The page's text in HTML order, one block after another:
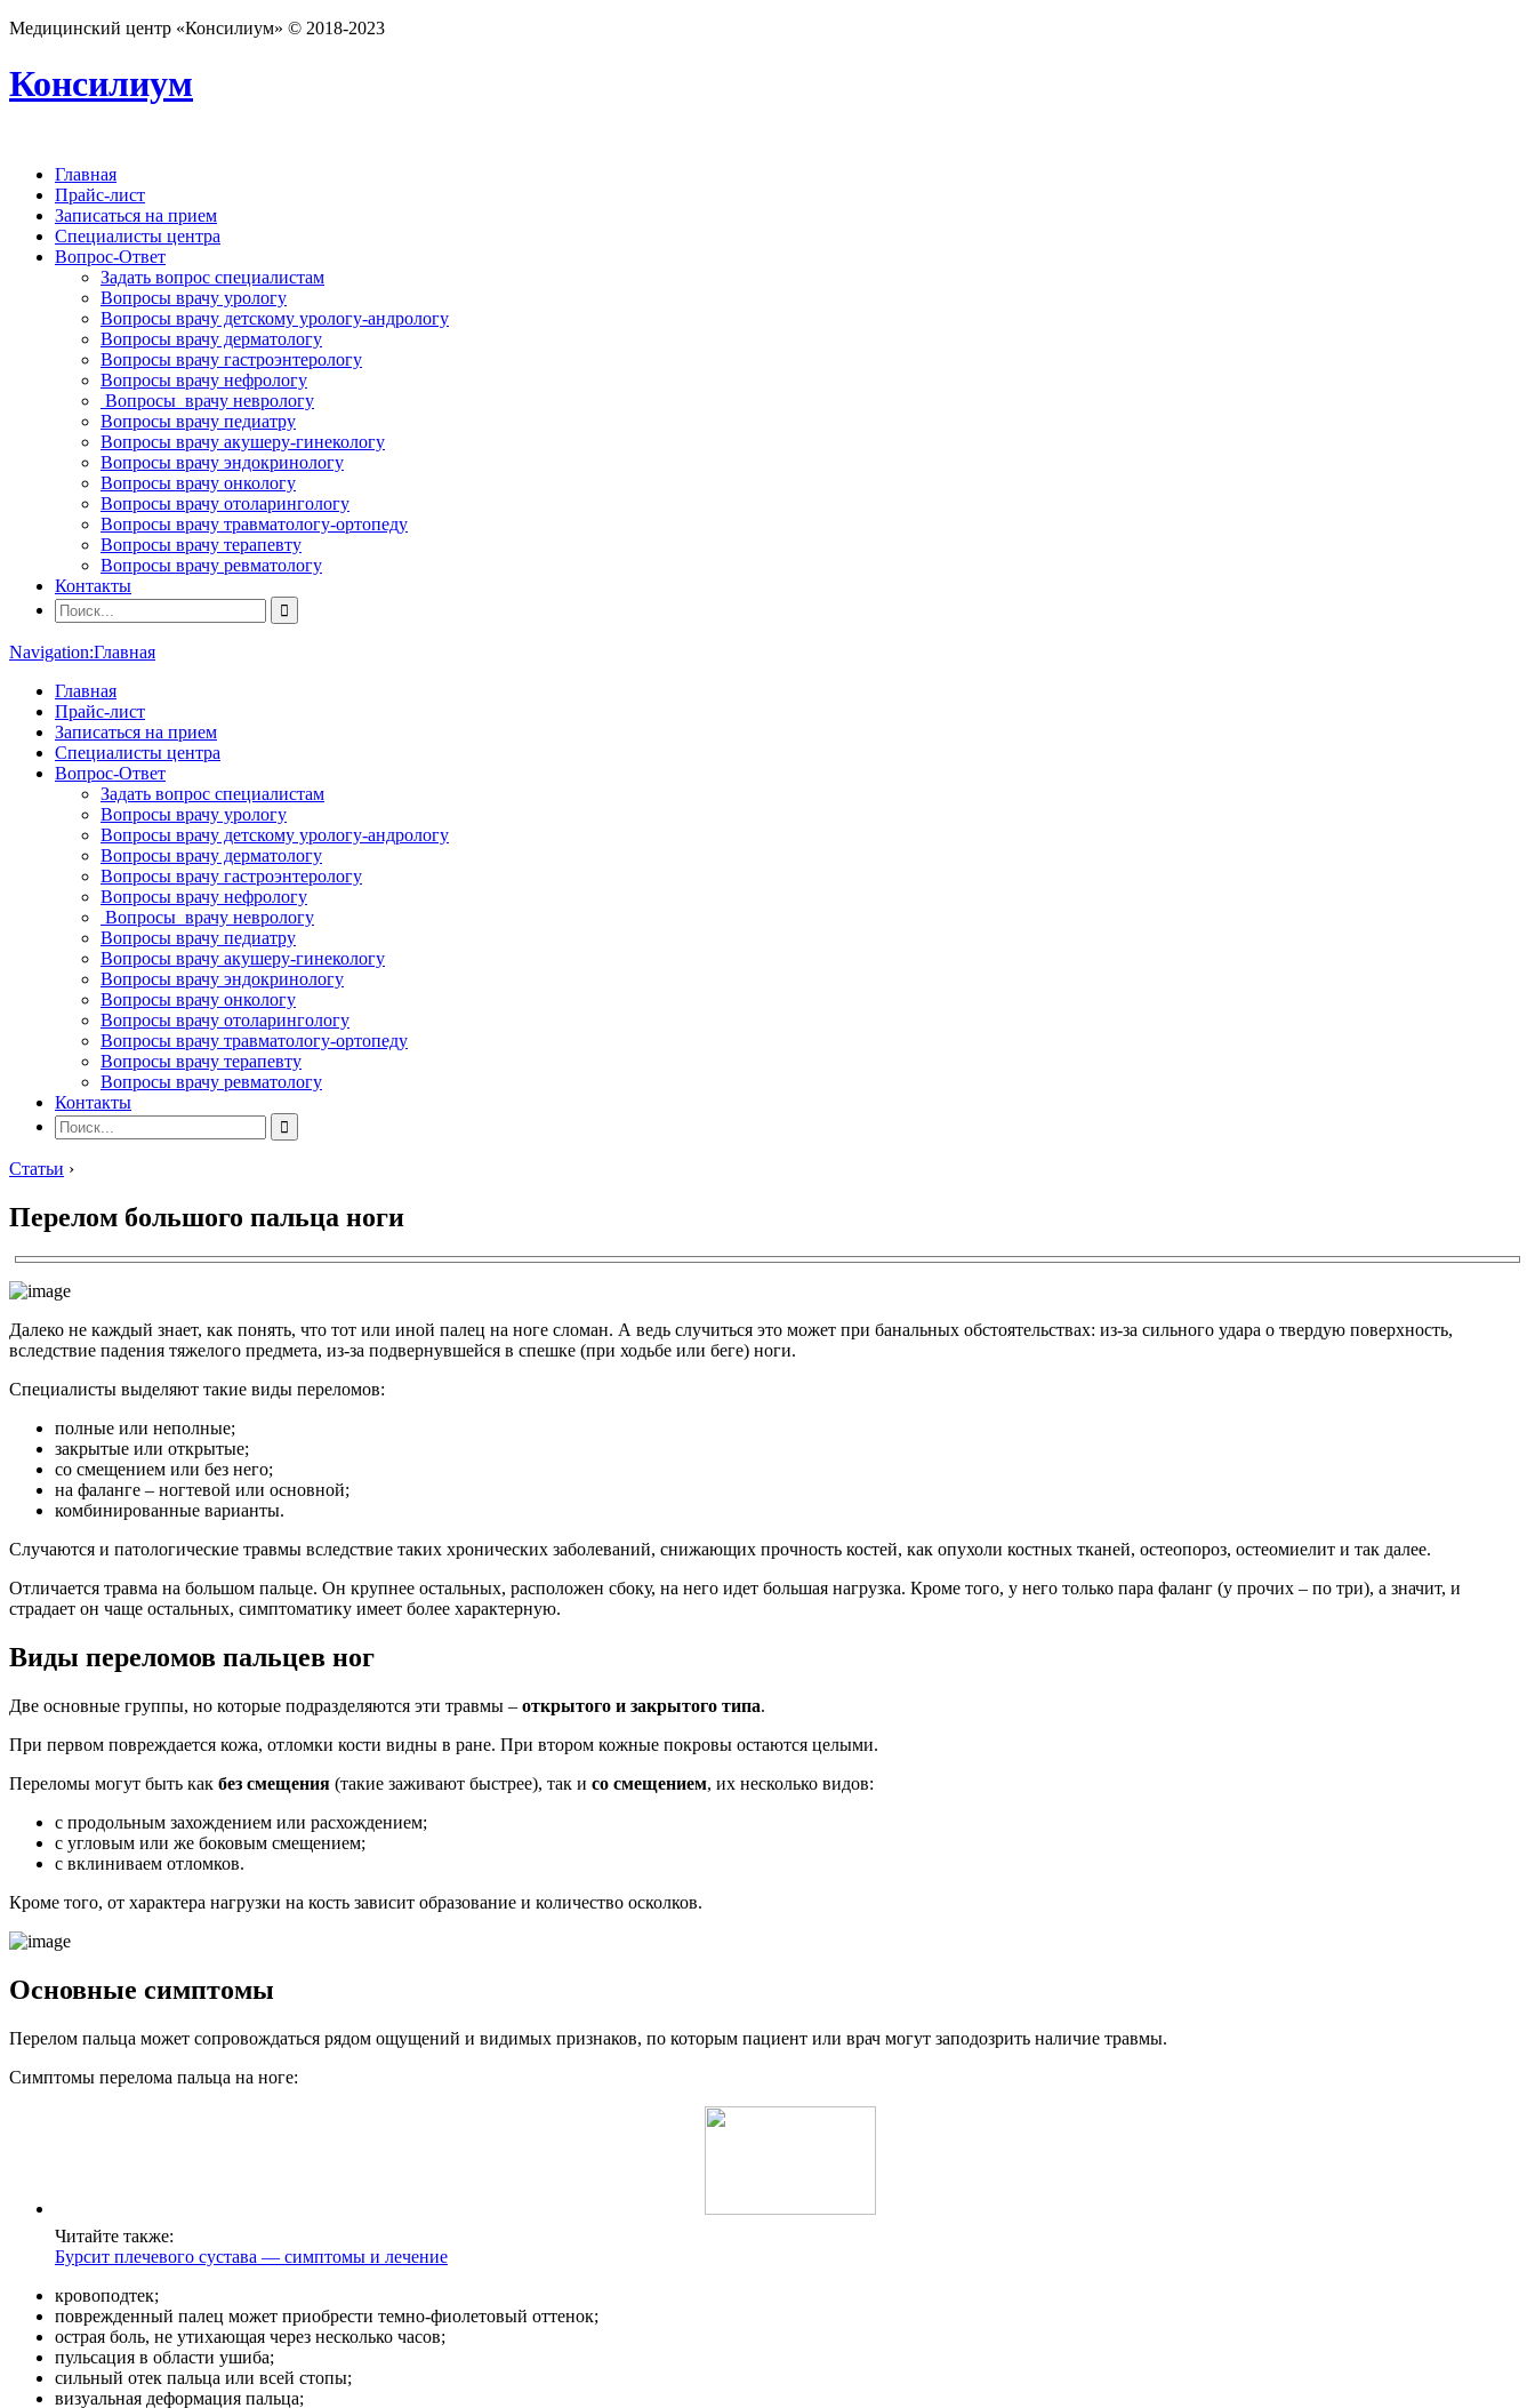
Медицинский центр «Консилиум» © 2018-2023
Консилиум
Главная
Прайс-лист
Записаться на прием
Специалисты центра
Вопрос-Ответ
Задать вопрос специалистам
Вопросы врачу урологу
Вопросы врачу детскому урологу-андрологу
Вопросы врачу дерматологу
Вопросы врачу гастроэнтерологу
Вопросы врачу нефрологу
Вопросы врачу неврологу
Вопросы врачу педиатру
Вопросы врачу акушеру-гинекологу
Вопросы врачу эндокринологу
Вопросы врачу онкологу
Вопросы врачу отоларингологу
Вопросы врачу травматологу-ортопеду
Вопросы врачу терапевту
Вопросы врачу ревматологу
Контакты
Navigation:Главная
Главная
Прайс-лист
Записаться на прием
Специалисты центра
Вопрос-Ответ
Задать вопрос специалистам
Вопросы врачу урологу
Вопросы врачу детскому урологу-андрологу
Вопросы врачу дерматологу
Вопросы врачу гастроэнтерологу
Вопросы врачу нефрологу
Вопросы врачу неврологу
Вопросы врачу педиатру
Вопросы врачу акушеру-гинекологу
Вопросы врачу эндокринологу
Вопросы врачу онкологу
Вопросы врачу отоларингологу
Вопросы врачу травматологу-ортопеду
Вопросы врачу терапевту
Вопросы врачу ревматологу
Контакты
Статьи ›
Перелом большого пальца ноги
Далеко не каждый знает, как понять, что тот или иной палец на ноге сломан. А ведь случиться это может при банальных обстоятельствах: из-за сильного удара о твердую поверхность,
вследствие падения тяжелого предмета, из-за подвернувшейся в спешке (при ходьбе или беге) ноги.
Специалисты выделяют такие виды переломов:
полные или неполные;
закрытые или открытые;
со смещением или без него;
на фаланге – ногтевой или основной;
комбинированные варианты.
Случаются и патологические травмы вследствие таких хронических заболеваний, снижающих прочность костей, как опухоли костных тканей, остеопороз, остеомиелит и так далее.
Отличается травма на большом пальце. Он крупнее остальных, расположен сбоку, на него идет большая нагрузка. Кроме того, у него только пара фаланг (у прочих – по три), а значит, и
страдает он чаще остальных, симптоматику имеет более характерную.
Виды переломов пальцев ног
Две основные группы, но которые подразделяются эти травмы – открытого и закрытого типа.
При первом повреждается кожа, отломки кости видны в ране. При втором кожные покровы остаются целыми.
Переломы могут быть как без смещения (такие заживают быстрее), так и со смещением, их несколько видов:
с продольным захождением или расхождением;
с угловым или же боковым смещением;
с вклиниваем отломков.
Кроме того, от характера нагрузки на кость зависит образование и количество осколков.
Основные симптомы
Перелом пальца может сопровождаться рядом ощущений и видимых признаков, по которым пациент или врач могут заподозрить наличие травмы.
Симптомы перелома пальца на ноге:
Читайте также:
Бурсит плечевого сустава — симптомы и лечение
кровоподтек;
поврежденный палец может приобрести темно-фиолетовый оттенок;
острая боль, не утихающая через несколько часов;
пульсация в области ушиба;
сильный отек пальца или всей стопы;
визуальная деформация пальца;